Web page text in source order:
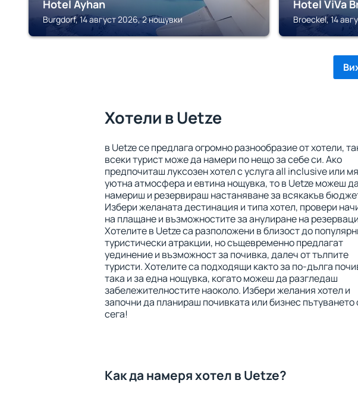
Hotel Ayhan
Burgdorf, 14 август 2026, 2 нощувки
Hotel ViVa
Broeckel, 14
Хотели в Uetze
в Uetze се предлага огромно разнообразие от хотели,
всеки турист може да намери по нещо за себе си. Ако
предпочиташ луксозен хотел с услуга all inclusive или
уютна атмосфера и евтина нощувка, то в Uetze можеш да
намериш и резервираш настаняване за всякакъв
Избери желаната дестинация и типа хотел, провери
на плащане и възможностите за анулиране на
Хотелите в Uetze са разположени в близост до
туристически атракции, но същевременно предлагат
уединение и възможност за почивка, далеч от тълпите
туристи. Хотелите са подходящи както за по-дълга
така и за една нощувка, когато можеш да разгледаш
забележителностите наоколо. Избери желания хотел и
започни да планираш почивката или бизнес
сега!
Как да намеря хотел в Uetze?